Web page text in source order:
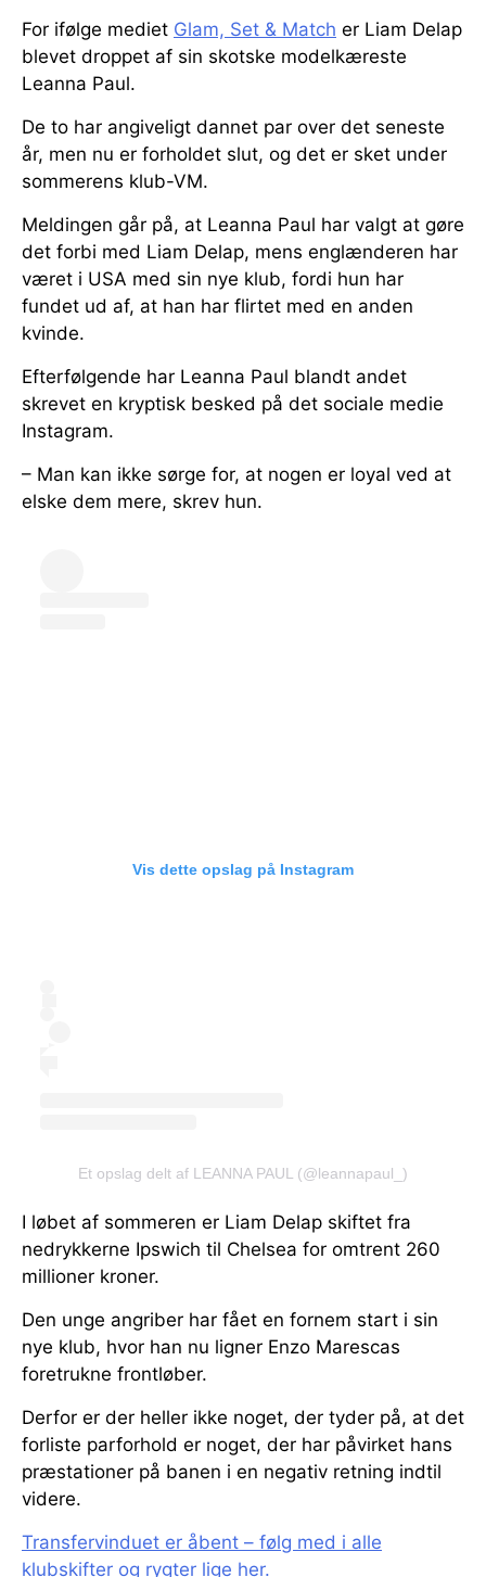
For ifølge mediet Glam, Set & Match er Liam Delap
blevet droppet af sin skotske modelkæreste
Leanna Paul.
De to har angiveligt dannet par over det seneste
år, men nu er forholdet slut, og det er sket under
sommerens klub-VM.
Meldingen går på, at Leanna Paul har valgt at gøre
det forbi med Liam Delap, mens englænderen har
været i USA med sin nye klub, fordi hun har
fundet ud af, at han har flirtet med en anden
kvinde.
Efterfølgende har Leanna Paul blandt andet
skrevet en kryptisk besked på det sociale medie
Instagram.
– Man kan ikke sørge for, at nogen er loyal ved at
elske dem mere, skrev hun.
Vis dette opslag på Instagram
Et opslag delt af LEANNA PAUL (@leannapaul_)
I løbet af sommeren er Liam Delap skiftet fra
nedrykkerne Ipswich til Chelsea for omtrent 260
millioner kroner.
Den unge angriber har fået en fornem start i sin
nye klub, hvor han nu ligner Enzo Marescas
foretrukne frontløber.
Derfor er der heller ikke noget, der tyder på, at det
forliste parforhold er noget, der har påvirket hans
præstationer på banen i en negativ retning indtil
videre.
Transfervinduet er åbent – følg med i alle
klubskifter og rygter lige her.